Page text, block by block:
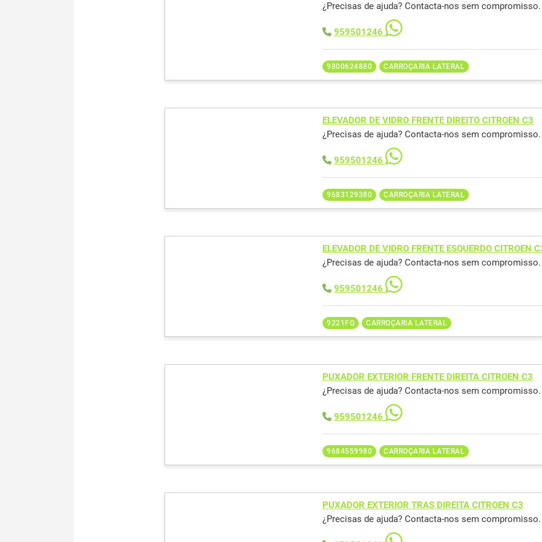
¿Precisas de ajuda? Contacta-nos sem compromisso.
959501246
9800624880 CARROÇARIA LATERAL
ELEVADOR DE VIDRO FRENTE DIREITO CITROEN C3
¿Precisas de ajuda? Contacta-nos sem compromisso.
959501246
9683129380 CARROÇARIA LATERAL
ELEVADOR DE VIDRO FRENTE ESQUERDO CITROEN
¿Precisas de ajuda? Contacta-nos sem compromisso.
959501246
9221FQ CARROÇARIA LATERAL
PUXADOR EXTERIOR FRENTE DIREITA CITROEN C3
¿Precisas de ajuda? Contacta-nos sem compromisso.
959501246
9684559980 CARROÇARIA LATERAL
PUXADOR EXTERIOR TRAS DIREITA CITROEN C3
¿Precisas de ajuda? Contacta-nos sem compromisso.